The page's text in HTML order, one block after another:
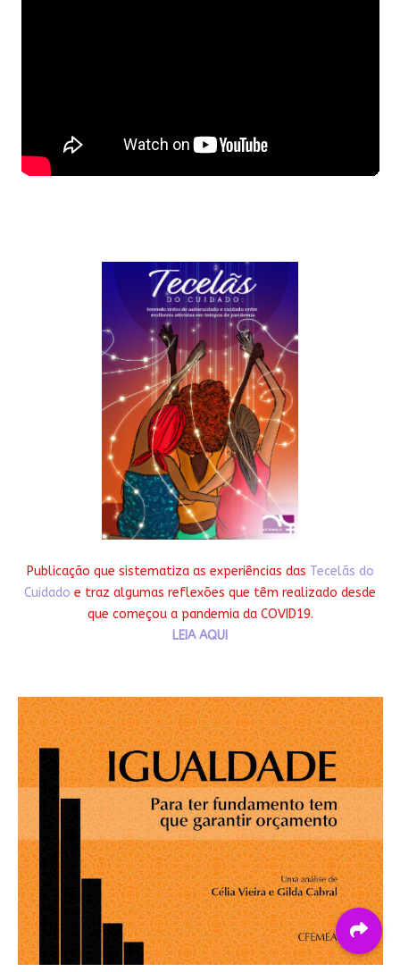
Publicação que sistematiza as experiências das Tecelãs do
Cuidado e traz algumas reflexões que têm realizado desde
que começou a pandemia da COVID19.
LEIA AQUI